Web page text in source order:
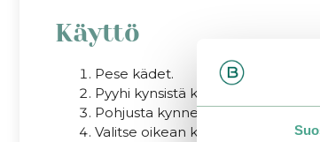
Käyttö
Pese kädet.
Pyyhi kynsistä kosteus ja öljy pois
Pohjusta kynnet halutessasiPro
Valitse oikean kokoiset kynsitarrat